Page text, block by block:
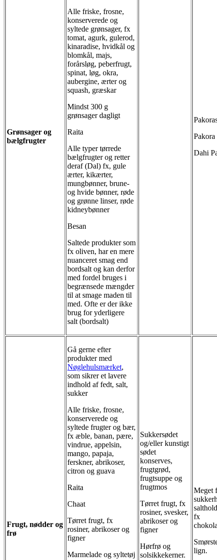
Grønsager og
bælgfrugter
Alle friske, frosne,
konserverede og
syltede grønsager, fx
tomat, agurk, gulerod,
kinaradise, hvidkål og
blomkål, majs,
forårsløg, peberfrugt,
spinat, løg, okra,
aubergine, ærter og
squash, græskar
Mindst 300 g
grønsager dagligt
Raita
Alle typer tørrede
bælgfrugter og retter
deraf (Dal) fx, gule
ærter, kikærter,
mungbønner, brune-
og hvide bønner, røde
og grønne linser, røde
kidneybønner
Besan
Saltede produkter som
fx oliven, har en mere
nuanceret smag end
bordsalt og kan derfor
med fordel bruges i
begrænsede mængder
til at smage maden til
med. Ofte er der ikke
brug for yderligere
salt (bordsalt)
Dahi
Frugt, nødder og
frø
Gå gerne efter
produkter med
Nøglehulsmærket,
som sikrer et lavere
indhold af fedt, salt,
sukker
Alle friske, frosne,
konserverede og
syltede frugter og bær,
fx æble, banan, pære,
vindrue, appelsin,
mango, papaja,
ferskner, abrikoser,
citron og guava
Raita
Chaat
Tørret frugt, fx
rosiner, abrikoser og
figner
Marmelade og syltetøj
Sukkersødet
og/eller kunstigt
sødet
konserves,
frugtgrød,
frugtsuppe og
frugtmos
Tørret frugt, fx
rosiner, svesker,
abrikoser og
figner
Hørfrø og
solsikkekerner.
Meget
fx
lign.